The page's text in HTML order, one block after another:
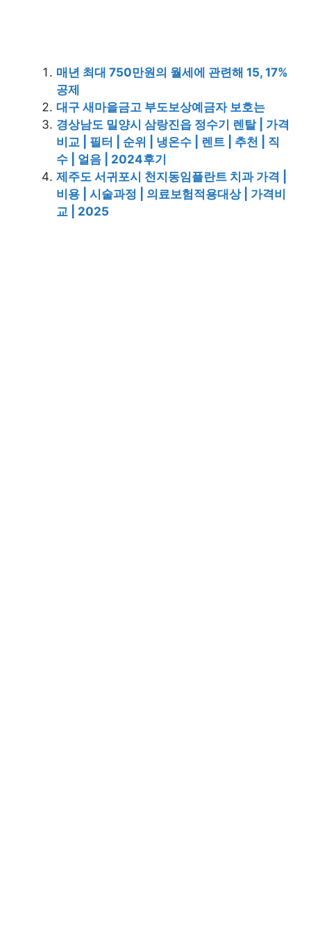
매년 최대 750만원의 월세에 관련해 15, 17%
공제
대구 새마을금고 부도보상예금자 보호는
경상남도 밀양시 삼랑진읍 정수기 렌탈 | 가격
비교 | 필터 | 순위 | 냉온수 | 렌트 | 추천 | 직
수 | 얼음 | 2024후기
제주도 서귀포시 천지동임플란트 치과 가격 |
비용 | 시술과정 | 의료보험적용대상 | 가격비
교 | 2025